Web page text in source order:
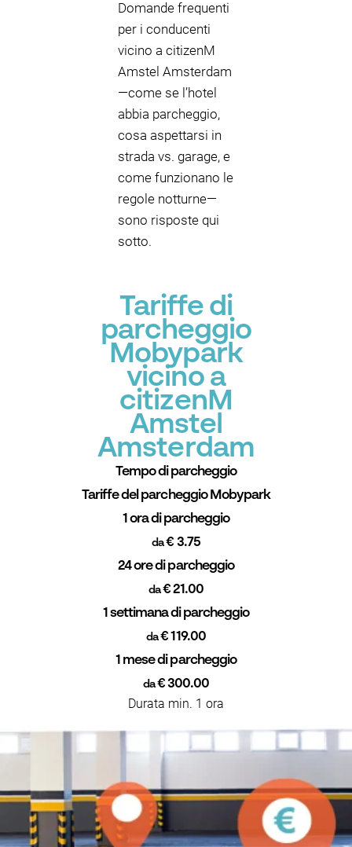
Domande frequenti
per i conducenti
vicino a citizenM
Amstel Amsterdam
—come se l’hotel
abbia parcheggio,
cosa aspettarsi in
strada vs. garage, e
come funzionano le
regole notturne—
sono risposte qui
sotto.
Tariffe di
parcheggio
Mobypark
vicino a
citizenM
Amstel
Amsterdam
Tempo di parcheggio
Tariffe del parcheggio Mobypark
1 ora di parcheggio
da€ 3.75
24 ore di parcheggio
da€ 21.00
1 settimana di parcheggio
da€ 119.00
1 mese di parcheggio
da€ 300.00
Durata min. 1 ora